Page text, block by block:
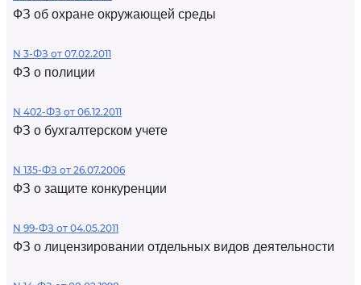
ФЗ об охране окружающей среды
N 3-ФЗ от 07.02.2011
ФЗ о полиции
N 402-ФЗ от 06.12.2011
ФЗ о бухгалтерском учете
N 135-ФЗ от 26.07.2006
ФЗ о защите конкуренции
N 99-ФЗ от 04.05.2011
ФЗ о лицензировании отдельных видов деятельности